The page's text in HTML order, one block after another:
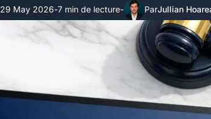
29 May 2026-7 min de lecture- ParJullian